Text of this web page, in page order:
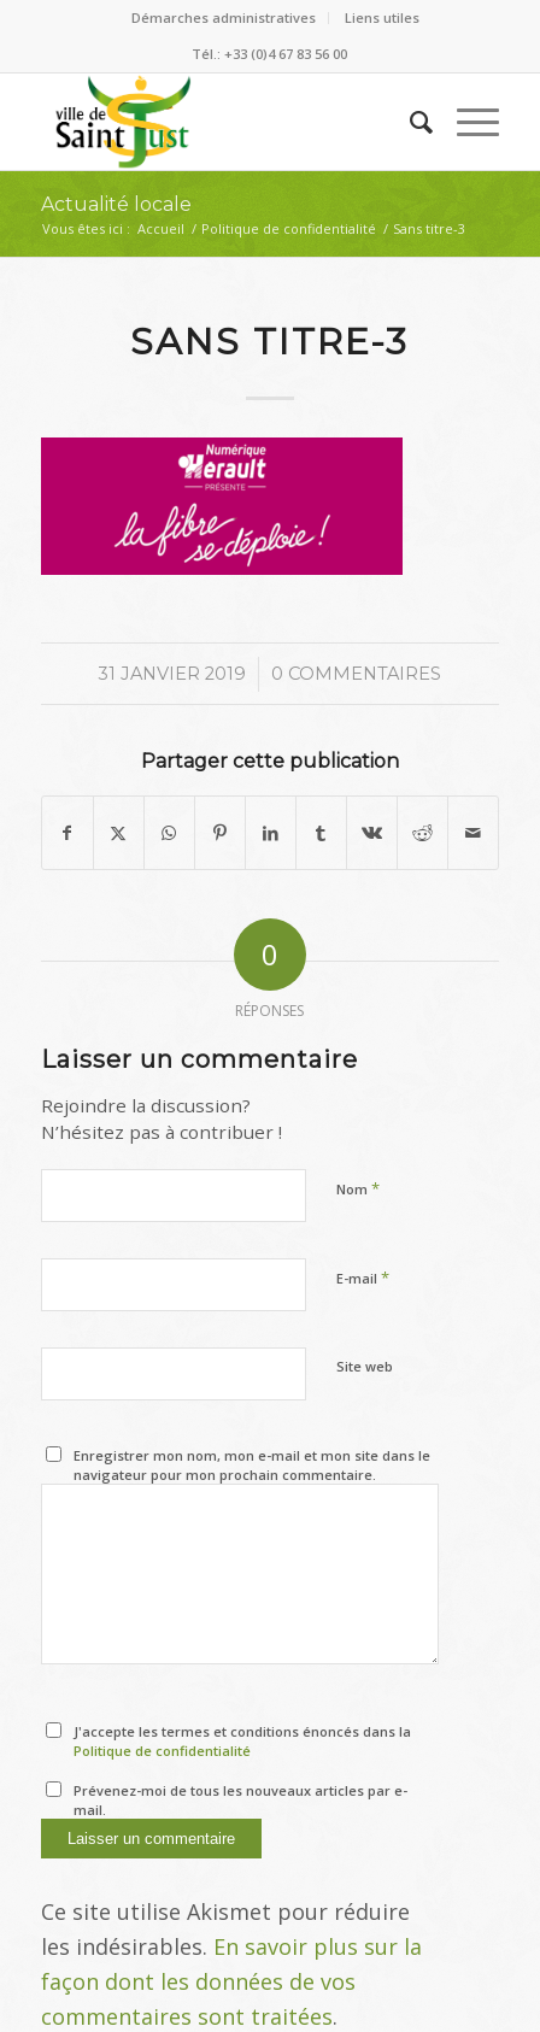
Démarches administratives
Liens utiles
Tél.: +33 (0)4 67 83 56 00
Actualité locale
Vous êtes ici : Accueil / Politique de confidentialité / Sans titre-3
SANS TITRE-3
31 JANVIER 2019
/ 0 COMMENTAIRES
Partager cette publication
0
RÉPONSES
Laisser un commentaire
Rejoindre la discussion?
N’hésitez pas à contribuer !
Nom *
E-mail *
Site web
Enregistrer mon nom, mon e-mail et mon site dans le
navigateur pour mon prochain commentaire.
J'accepte les termes et conditions énoncés dans la
Politique de confidentialité
Prévenez-moi de tous les nouveaux articles par e-
mail.
Ce site utilise Akismet pour réduire
les indésirables. En savoir plus sur la
façon dont les données de vos
commentaires sont traitées.